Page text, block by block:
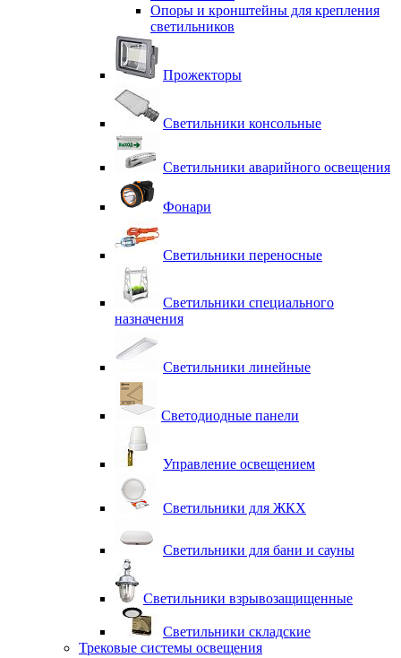
Опоры и кронштейны для крепления
светильников
Прожекторы
Светильники консольные
Светильники аварийного освещения
Фонари
Светильники переносные
Светильники специального
назначения
Светильники линейные
Светодиодные панели
Управление освещением
Светильники для ЖКХ
Светильники для бани и сауны
Светильники взрывозащищенные
Светильники складские
Трековые системы освещения